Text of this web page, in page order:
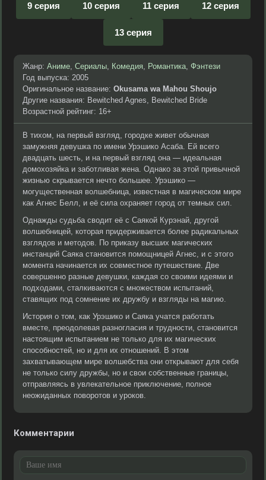
9 серия 10 серия 11 серия 12 серия
13 серия
Жанр: Аниме, Сериалы, Комедия, Романтика, Фэнтези
Год выпуска: 2005
Оригинальное название: Okusama wa Mahou Shoujo
Другие названия: Bewitched Agnes, Bewitched Bride
Возрастной рейтинг: 16+
В тихом, на первый взгляд, городке живет обычная
замужняя девушка по имени Урэшико Асаба. Ей всего
двадцать шесть, и на первый взгляд она — идеальная
домохозяйка и заботливая жена. Однако за этой привычной
жизнью скрывается нечто большее. Урэшико —
могущественная волшебница, известная в магическом мире
как Агнес Белл, и её сила охраняет город от темных сил.
Однажды судьба сводит её с Саякой Курэнай, другой
волшебницей, которая придерживается более радикальных
взглядов и методов. По приказу высших магических
инстанций Саяка становится помощницей Агнес, и с этого
момента начинается их совместное путешествие. Две
совершенно разные девушки, каждая со своими идеями и
подходами, сталкиваются с множеством испытаний,
ставящих под сомнение их дружбу и взгляды на магию.
История о том, как Урэшико и Саяка учатся работать
вместе, преодолевая разногласия и трудности, становится
настоящим испытанием не только для их магических
способностей, но и для их отношений. В этом
захватывающем мире волшебства они открывают для себя
не только силу дружбы, но и свои собственные границы,
отправляясь в увлекательное приключение, полное
неожиданных поворотов и уроков.
Комментарии